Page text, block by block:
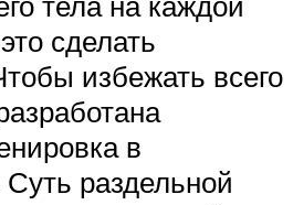
сделать
избежать всего
в
раздельной